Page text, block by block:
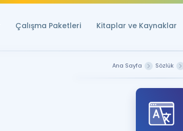
Çalışma Paketleri Kitaplar ve Kaynaklar
Ana Sayfa Sözlük